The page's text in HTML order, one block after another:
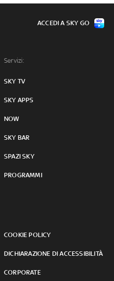
Servizi:
SKY TV
SKY APPS
NOW
SKY BAR
SPAZI SKY
PROGRAMMI
COOKIE POLICY
DICHIARAZIONE DI ACCESSIBILITÀ
CORPORATE
ACCEDI A SKY GO